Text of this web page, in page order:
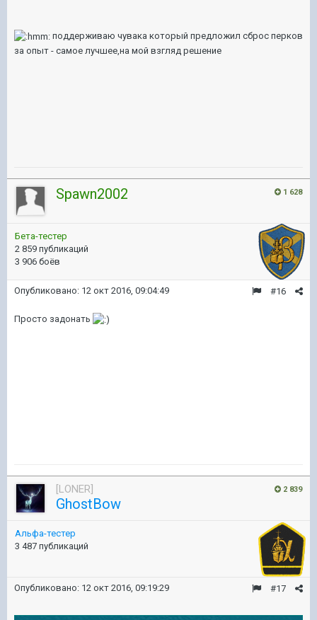
поддерживаю чувака который предложил сброс перков
за опыт - самое лучшее,на мой взгляд решение
1 628
Spawn2002
Бета-тестер
2 859 публикаций
3 906 боёв
#16
Опубликовано: 12 окт 2016, 09:04:49
Просто задонать
2 839
[LONER]
GhostBow
Альфа-тестер
3 487 публикаций
#17
Опубликовано: 12 окт 2016, 09:19:29